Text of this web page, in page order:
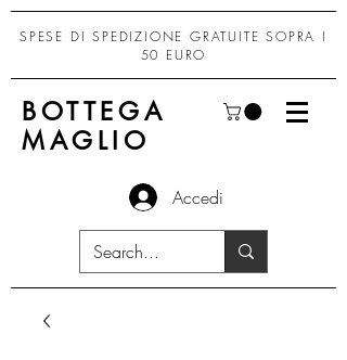
SPESE DI SPEDIZIONE GRATUITE SOPRA I
50 EURO
BOTTEGA
MAGLIO
Accedi